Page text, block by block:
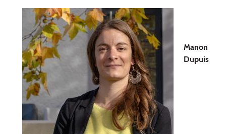
Manon
Dupuis